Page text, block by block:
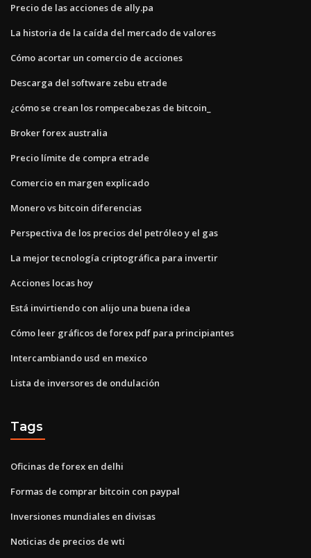
Precio de las acciones de ally.pa
La historia de la caída del mercado de valores
Cómo acortar un comercio de acciones
Descarga del software zebu etrade
¿cómo se crean los rompecabezas de bitcoin_
Broker forex australia
Precio límite de compra etrade
Comercio en margen explicado
Monero vs bitcoin diferencias
Perspectiva de los precios del petróleo y el gas
La mejor tecnología criptográfica para invertir
Acciones locas hoy
Está invirtiendo con alijo una buena idea
Cómo leer gráficos de forex pdf para principiantes
Intercambiando usd en mexico
Lista de inversores de ondulación
Tags
Oficinas de forex en delhi
Formas de comprar bitcoin con paypal
Inversiones mundiales en divisas
Noticias de precios de wti